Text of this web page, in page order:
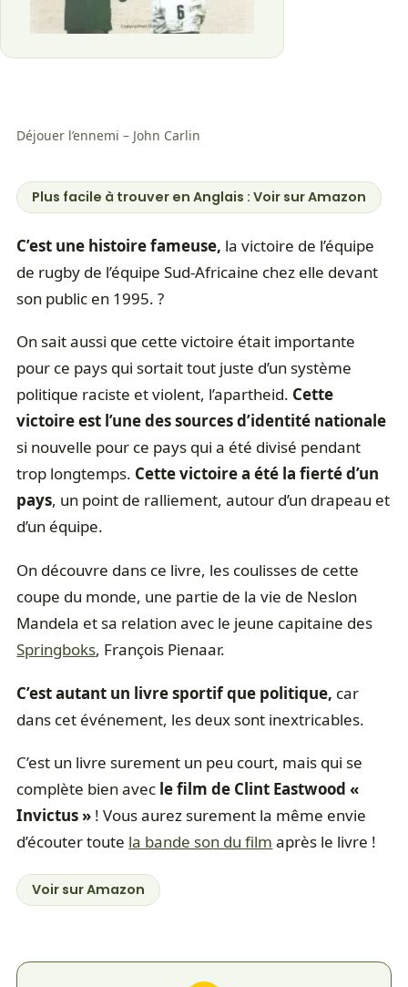
Déjouer l’ennemi – John Carlin
Plus facile à trouver en Anglais : Voir sur Amazon
C’est une histoire fameuse, la victoire de l’équipe
de rugby de l’équipe Sud-Africaine chez elle devant
son public en 1995. ?
On sait aussi que cette victoire était importante
pour ce pays qui sortait tout juste d’un système
politique raciste et violent, l’apartheid. Cette
victoire est l’une des sources d’identité nationale
si nouvelle pour ce pays qui a été divisé pendant
trop longtemps. Cette victoire a été la fierté d’un
pays, un point de ralliement, autour d’un drapeau et
d’un équipe.
On découvre dans ce livre, les coulisses de cette
coupe du monde, une partie de la vie de Neslon
Mandela et sa relation avec le jeune capitaine des
Springboks, François Pienaar.
C’est autant un livre sportif que politique, car
dans cet événement, les deux sont inextricables.
C’est un livre surement un peu court, mais qui se
complète bien avec le film de Clint Eastwood «
Invictus » ! Vous aurez surement la même envie
d’écouter toute la bande son du film après le livre !
Voir sur Amazon